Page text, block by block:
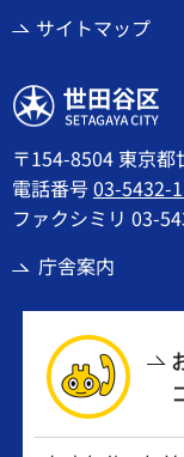
サイトマップ
世田谷区
〒154-8504 東京
電話番号03-5432-
ファクシミリ 03-
庁舎案内